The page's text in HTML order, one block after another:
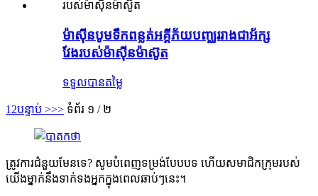
ម៉ាស៊ីនបូមទឹកពន្លត់អគ្គីភ័យបញ្ឈររាងជាអ័ក្ស
វែងរបស់ម៉ាស៊ីនម៉ាស៊ូត
ទទួលបានតម្លៃ
1 2បន្ទាប់ >>> ទំព័រ ១ / ២
ត្រូវការជំនួយមែនទេ? សូមបំពេញទម្រង់បែបបទ ហើយសមាជិកក្រុមរបស់
យើងម្នាក់នឹងទាក់ទងអ្នកក្នុងពេលឆាប់ៗនេះ។